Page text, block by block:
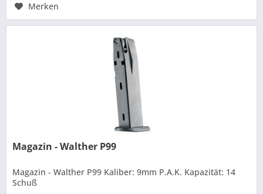
Merken
Magazin - Walther P99
Magazin - Walther P99 Kaliber: 9mm P.A.K. Kapazität: 14
Schuß